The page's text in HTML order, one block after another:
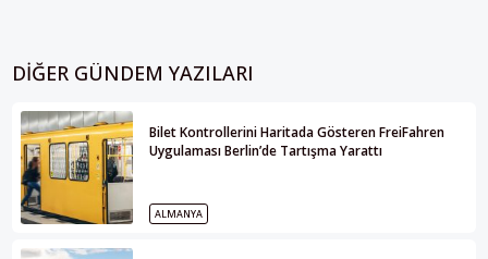
DIĞER GÜNDEM YAZILARI
Bilet Kontrollerini Haritada Gösteren FreiFahren
Uygulaması Berlin’de Tartışma Yarattı
ALMANYA